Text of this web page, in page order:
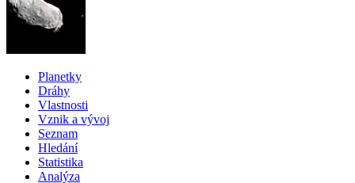
Planetky
Dráhy
Vlastnosti
Vznik a vývoj
Seznam
Hledání
Statistika
Analýza